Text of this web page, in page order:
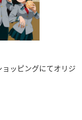
ッピングにてオリジ